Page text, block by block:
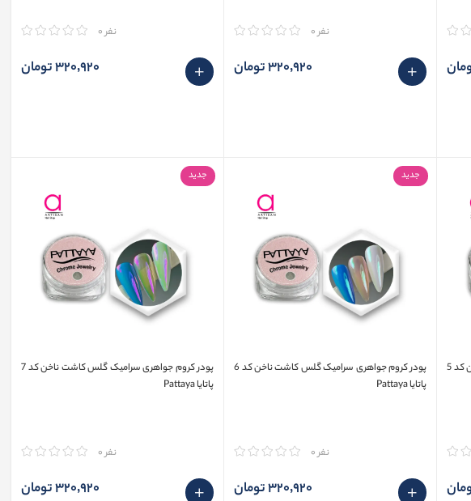
نفر 0
320٬920 تومان
نفر 0
320٬920 تومان
پودر کروم جواهری سرامیک گلس کاشت ناخن کد 5
پودر کروم جواهری سرامیک گلس کاشت ناخن کد 6
پاتایا Pattaya
نفر 0
320٬920 تومان
جدید
پودر کروم جواهری سرامیک گلس کاشت ناخن کد 7
پاتایا Pattaya
نفر 0
320٬920 تومان
جدید